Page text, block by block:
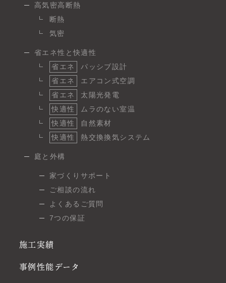
高気密高断熱
断熱
気密
省エネ性と快適性
省エネ
パッシブ設計
省エネ
エアコン式空調
省エネ
太陽光発電
快適性
ムラのない室温
快適性
自然素材
快適性
熱交換換気システム
庭と外構
家づくりサポート
ご相談の流れ
よくあるご質問
7つの保証
施工実績
事例性能データ